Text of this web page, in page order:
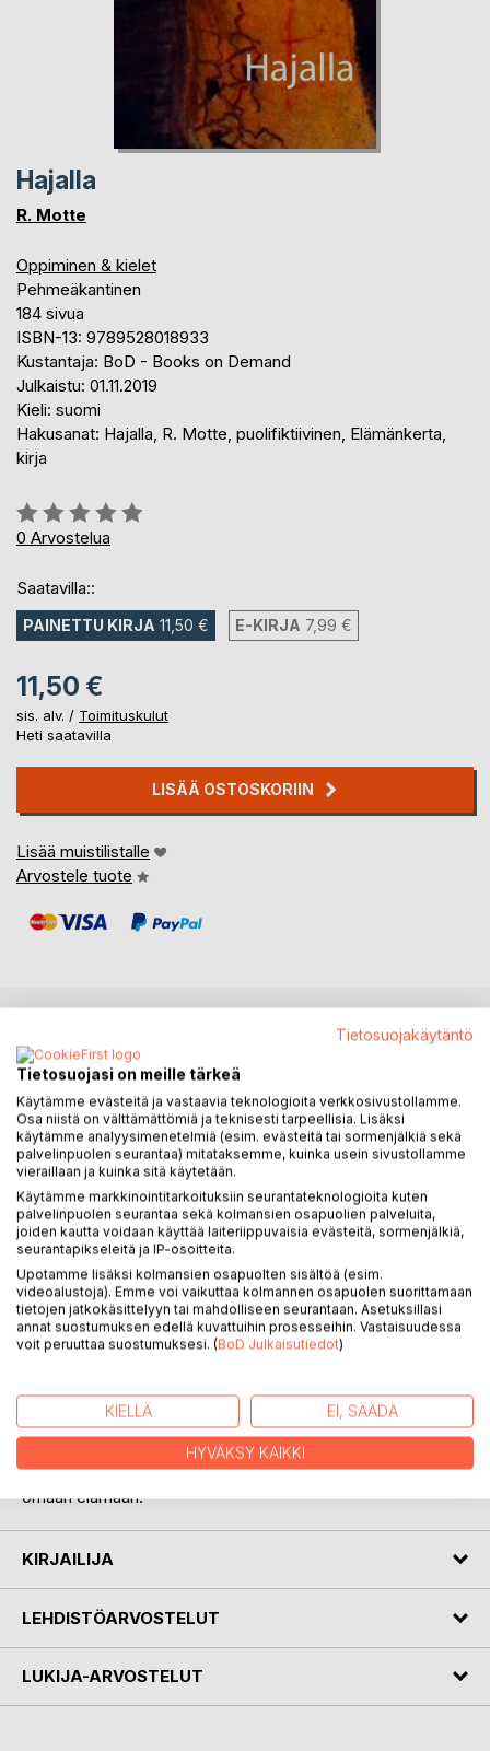
Hajalla
R. Motte
Oppiminen & kielet
Pehmeäkantinen
184 sivua
ISBN-13: 9789528018933
Kustantaja: BoD - Books on Demand
Julkaistu: 01.11.2019
Kieli: suomi
Hakusanat: Hajalla, R. Motte, puolifiktiivinen, Elämänkerta,
kirja
Arvostelu::
0%
0 Arvostelua
Saatavilla::
PAINETTU KIRJA 11,50 € E-KIRJA 7,99 €
11,50 €
sis. alv. / Toimituskulut
Heti saatavilla
LISÄÄ OSTOSKORIIN
Lisää muistilistalle
Arvostele tuote
KUVAUS
Esikoisteos nyt suomenkielellä.
Tämä on tarina siitä miten kaikki alkoi ja kuinka se vaikutti
kaikkeen. Alkoiko se kehdosta? Alkoiko se normaalina
koulupäivänä kun huomattiin jotain epänormaalia
kämmenselässä? Alkoiko kaikki jonain toisena päivänä?
Olkoon päivä mikä tahansa totuus on, että kaikki tapahtumat
ovat tavalla tai toisella lähtöisin astian rikkonaisuudesta.
Maailmassa mikä vaatii ihmisiä olemaan tietynlaisia voit
tuntea itsesi rikkonaiseksi kun et voi täyttää yhteisön
asettamia raameja.. "Mutta entä jos annat itsellesi
mahdollisuuden?", nuo kysymykset saattoivat minut takaisin
eloon.
Tämä on puolifiktiivinen elämänkerta mikä perustuu kirjailijan
omaan elämään.
KIRJAILIJA
LEHDISTÖARVOSTELUT
LUKIJA-ARVOSTELUT
Tietosuojakäytäntö
Tietosuojasi on meille tärkeä
Käytämme evästeitä ja vastaavia teknologioita verkkosivustollamme.
Osa niistä on välttämättömiä ja teknisesti tarpeellisia. Lisäksi
käytämme analyysimenetelmiä (esim. evästeitä tai sormenjälkiä sekä
palvelinpuolen seurantaa) mitataksemme, kuinka usein sivustollamme
vieraillaan ja kuinka sitä käytetään.
Käytämme markkinointitarkoituksiin seurantateknologioita kuten
palvelinpuolen seurantaa sekä kolmansien osapuolien palveluita,
joiden kautta voidaan käyttää laiteriippuvaisia evästeitä, sormenjälkiä,
seurantapikseleitä ja IP-osoitteita.
Upotamme lisäksi kolmansien osapuolten sisältöä (esim.
videoalustoja). Emme voi vaikuttaa kolmannen osapuolen suorittamaan
tietojen jatkokäsittelyyn tai mahdolliseen seurantaan. Asetuksillasi
annat suostumuksen edellä kuvattuihin prosesseihin. Vastaisuudessa
voit peruuttaa suostumuksesi. (BoD Julkaisutiedot)
KIELLÄ EI, SÄÄDÄ
HYVÄKSY KAIKKI